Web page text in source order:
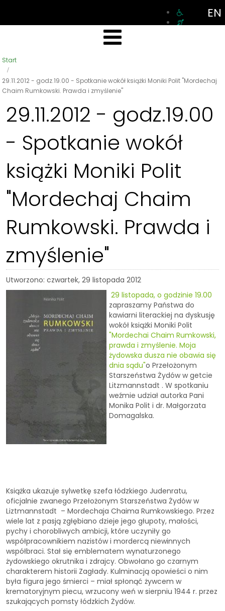
EN
Start
29.11.2012 - godz.19.00 - Spotkanie wokół książki Moniki Polit "Mordechaj
Chaim Rumkowski. Prawda i zmyślenie"
29.11.2012 - godz.19.00
- Spotkanie wokół
książki Moniki Polit
"Mordechaj Chaim
Rumkowski. Prawda i
zmyślenie"
Utworzono: czwartek, 29 listopada 2012
29 listopada, o godzinie 19.00
zapraszamy Państwa do
kawiarni literackiej na dyskusję
wokół książki Moniki Polit
"Mordechai Chaim Rumkowski,
prawda i zmyślenie. Moja
żydowska dusza nie obawia się
dnia sądu"o Przełożonym
Starszeństwa Żydów w getcie
Litzmannstadt . W spotkaniu
weźmie udział autorka Pani
Monika Polit i dr. Małgorzata
Domagalska.
Książka ukazuje sylwetkę szefa łódzkiego Judenratu,
oficjalnie zwanego Przełożonym Starszeństwa Żydów w
Liztmannstadt – Mordechaja Chaima Rumkowskiego. Przez
wiele lat z pasją zgłębiano dzieje jego głupoty, małości,
pychy i chorobliwych ambicji, które uczyniły go
współpracownikiem nazistów i mordercą niewinnych
współbraci. Stał się emblematem wynaturzonego
żydowskiego okrutnika i zdrajcy. Obwołano go czarnym
charakterem historii Zagłady. Kulminacją opowieści o nim
była figura jego śmierci – miał spłonąć żywcem w
krematoryjnym piecu, wrzucony weń w sierpniu 1944 r. przez
szukających pomsty łódzkich Żydów.